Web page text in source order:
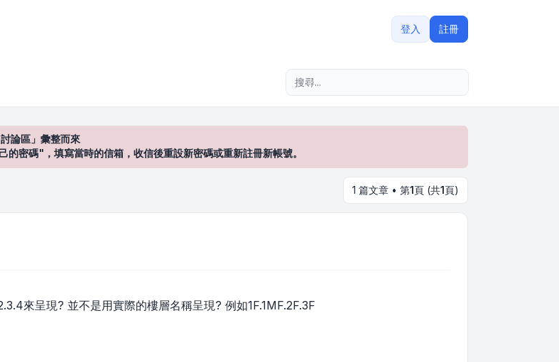
登入 註冊
論區」彙整而來
密碼"，填寫當時的信箱，收信後重設新密碼或重新註冊新帳號。
1 篇文章 • 第1頁 (共1頁)
來呈現? 並不是用實際的樓層名稱呈現? 例如1F.1MF.2F.3F